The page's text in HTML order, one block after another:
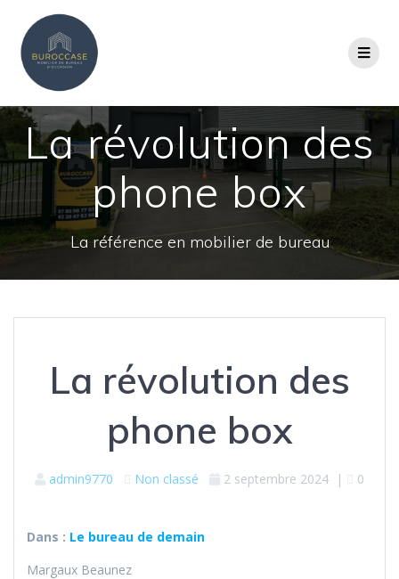
La révolution des
phone box
La référence en mobilier de bureau
La révolution des
phone box
admin9770 Non classé 2 septembre 2024 | 0
Dans : Le bureau de demain
Margaux Beaunez